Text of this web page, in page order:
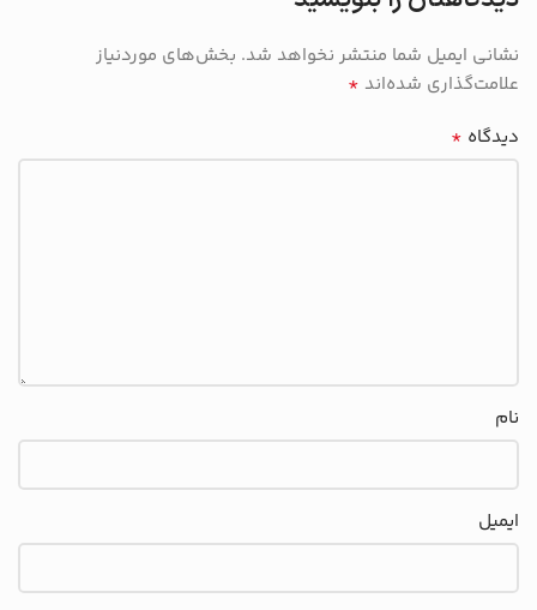
نشانی ایمیل شما منتشر نخواهد شد. بخش‌های موردنیاز
علامت‌گذاری شده‌اند *
دیدگاه *
نام
ایمیل